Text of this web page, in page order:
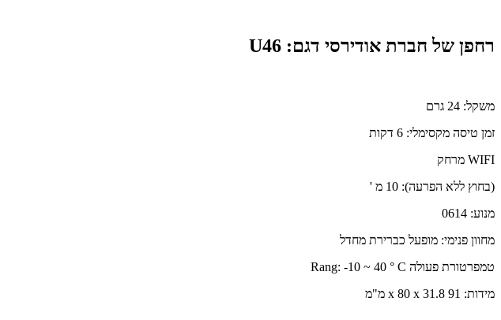
רחפן של חברת אודירסי דגם: U46
משקל: 24 גרם
זמן טיסה מקסימלי: 6 דקות
WIFI מרחק
(בחוץ ללא הפרעה): 10 מ '
מנוע: 0614
מחוון פנימי: מופעל כברירת מחדל
טמפרטורת פעולה Rang: -10 ~ 40 ° C
מידות: 91 x 80 x 31.8 מ"מ